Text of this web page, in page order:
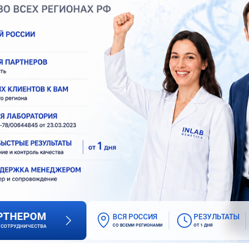
ВСЯ РОССИЯ
СО ВСЕМИ РЕГИОНАМИ
РЕЗУЛЬТАТЫ
ОТ 1 ДНЯ